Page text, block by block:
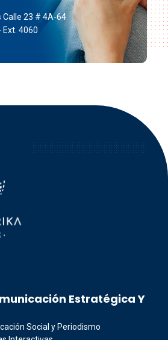
Calle 23 # 4A-64
Ext. 4060
Estratégica Y
Social y Periodismo